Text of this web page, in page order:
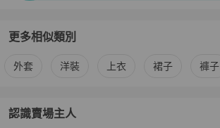
更多相似類別
更多 Chanel 女裝 相似商品推薦
外套 洋裝 上衣 裙子 褲子
認識賣場主人
PopChill 拍拍圈嚴選賣家